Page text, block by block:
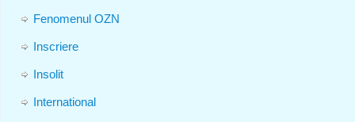
Fenomenul OZN
Inscriere
Insolit
International